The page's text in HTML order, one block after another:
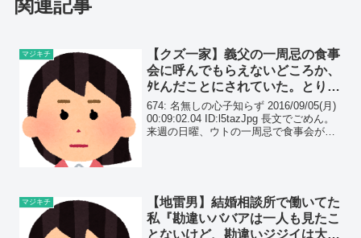
関連記事
マジキチ
【クズ一家】義父の一周忌の食事
会に呼んでもらえないどころか、
ﾀﾋんだことにされていた。とりあ
えず、３歳の娘と逃げるつもり。
674: 名無しの心子知らず 2016/09/05(月)
00:09:02.04 ID:l5tazJpg 長文でごめん。
来週の日曜、ウトの一周忌で食事会があ
マジキチ
【地雷男】結婚相談所で働いてた
私『勘違いババアは一人も見たこ
とないけど、勘違いジジイは大量